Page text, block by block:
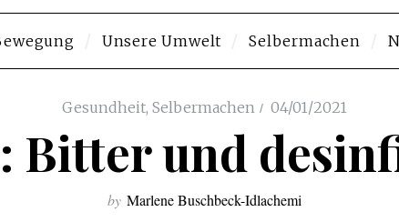
Unsere Umwelt Selbermachen
Deneme Bonusu Veren Sitelerhttps://elysium-studios.com/
Gesundheit, Selbermachen 04/01/2021
Bitter und
by Marlene Buschbeck-Idlachemi